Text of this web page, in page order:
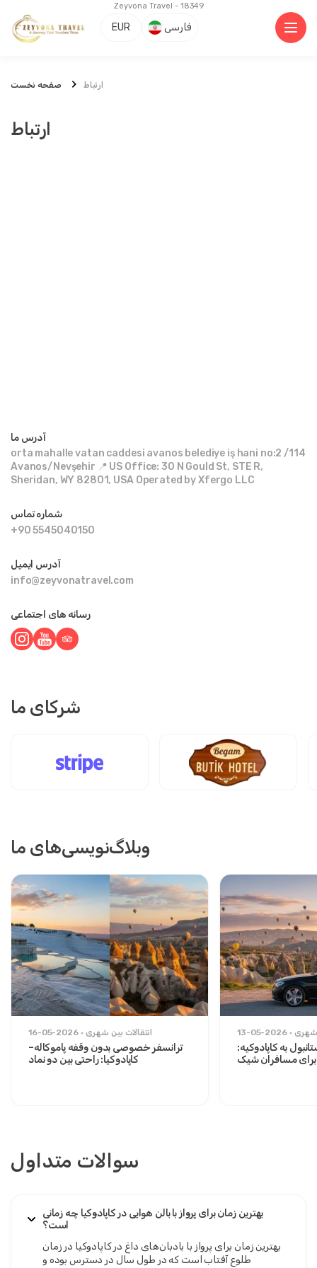
Zeyvona Travel - 18349
EUR فارسی
صفحه نخست ارتباط
ارتباط
آدرس ما
orta mahalle vatan caddesi avanos belediye iş hani no:2 /114
Avanos/Nevşehir 📍 US Office: 30 N Gould St, STE R,
Sheridan, WY 82801, USA Operated by Xfergo LLC
شماره تماس
+90 5545040150
آدرس ایمیل
info@zeyvonatravel.com
رسانه های اجتماعی
شرکای ما
وبلاگ‌نویسی‌های ما
16-05-2026 انتقالات بین شهری
ترانسفر خصوصی بدون وقفه پاموکاله–
کاپادوکیا: راحتی بین دو نماد
13-05-2026 شهری
به کاپادوکیه:
مسافران شیک
سوالات متداول
بهترین زمان برای پرواز با بالن هوایی در کاپادوکیا چه زمانی
است؟
بهترین زمان برای پرواز با بادبان‌های داغ در کاپادوکیا در زمان
طلوع آفتاب است که در طول سال در دسترس بوده و